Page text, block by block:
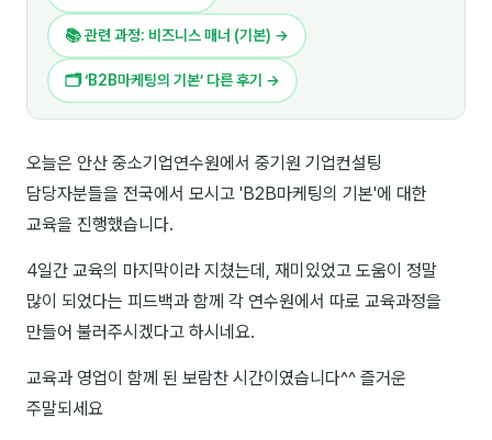
🎬 영상 · 콘텐츠
📊 프레젠테이션 · 기획
🚀 창업 · 커리어 13
🗣️ 외국어 강의
👥 리더십 · 조직
📚 인문학 · 교양
온라인강의 NEW
📚 관련 과정: 비즈니스 매너 (기본) →
🗂 ‘B2B마케팅의 기본’ 다른 후기 →
오늘은 안산 중소기업연수원에서 중기원 기업컨설팅
담당자분들을 전국에서 모시고 'B2B마케팅의 기본'에 대한
교육을 진행했습니다.
4일간 교육의 마지막이라 지쳤는데, 재미있었고 도움이 정말
많이 되었다는 피드백과 함께 각 연수원에서 따로 교육과정을
만들어 불러주시겠다고 하시네요.
교육과 영업이 함께 된 보람찬 시간이였습니다^^ 즐거운
주말되세요